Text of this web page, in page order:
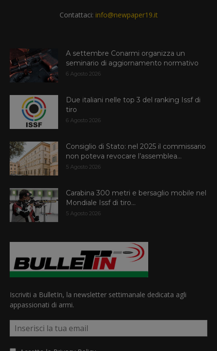
Contattaci: info@newpaper19.it
A settembre Conarmi organizza un
seminario di aggiornamento normativo
6 Agosto 2026
Due italiani nelle top 3 del ranking Issf di
tiro
6 Agosto 2026
Consiglio di Stato: nel 2025 il commissario
non poteva revocare l’assemblea...
5 Agosto 2026
Carabina 300 metri e bersaglio mobile nel
Mondiale Issf di tiro...
5 Agosto 2026
Iscriviti a BulletIn, la newsletter settimanale dedicata agli
appassionati di armi.